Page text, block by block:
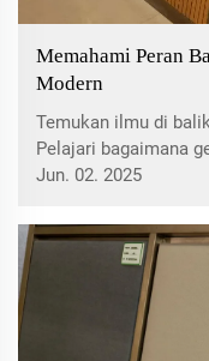
Memahami Peran
Modern
Temukan ilmu di
Pelajari bagaimana
permukaan,
penyerap poros,
mengoptimalkan
Jun. 02. 2025